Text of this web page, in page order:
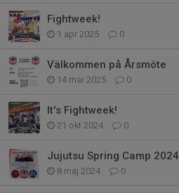
Fightweek!
1 apr 2025 0
Välkommen på Årsmöte
14 mar 2025 0
It's Fightweek!
21 okt 2024 0
Jujutsu Spring Camp 2024
8 maj 2024 0